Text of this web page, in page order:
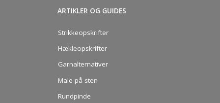
ARTIKLER OG GUIDES
Strikkeopskrifter
Hækleopskrifter
Garnalternativer
Male på sten
Rundpinde